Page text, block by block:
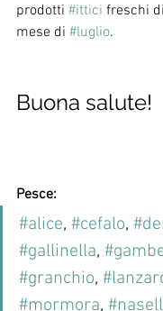
prodotti #ittici freschi di
mese di #luglio.
Buona salute!
Pesce:
#alice, #cefalo,
#gallinella,
#granchio,
#mormora,